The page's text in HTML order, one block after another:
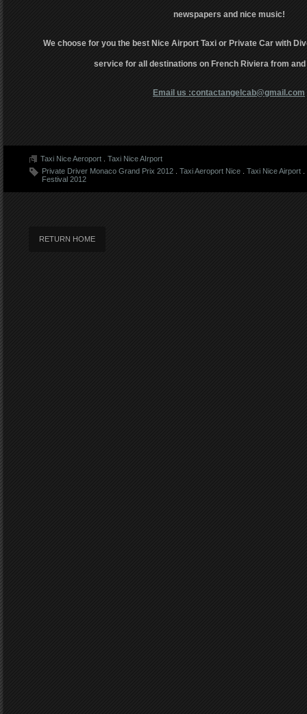
newspapers and nice music!
We choose for you the best Nice Airport Taxi or Private Car with
service for all destinations on French Riviera from
Email us :contactangelcab@gmail.com
Taxi Nice Aeroport
Taxi Nice AIrport
Private Driver Monaco Grand Prix 2012
Taxi Aeroport Nice Taxi Nice Airport
Festival 2012
RETURN HOME